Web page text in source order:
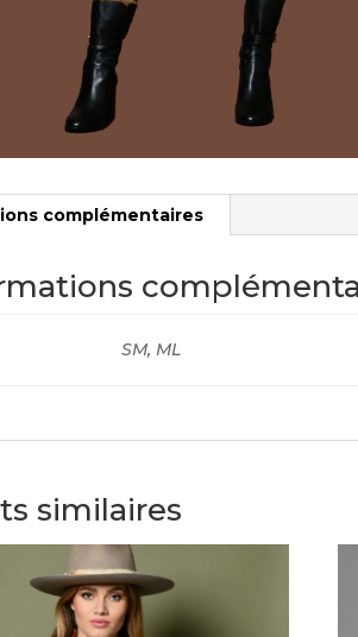
complémentaires
SM, ML
similaires